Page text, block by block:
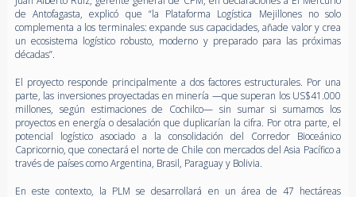
de Antofagasta, explicó que “la Plataforma Logística Mejillones no solo
complementa a los terminales: expande sus capacidades, añade valor y crea
un ecosistema logístico robusto, moderno y preparado para las próximas
décadas”.
El proyecto responde principalmente a dos factores estructurales. Por una
parte, las inversiones proyectadas en minería —que superan los US$41.000
millones, según estimaciones de Cochilco— sin sumar si sumamos los
proyectos en energía o desalación que duplicarían la cifra. Por otra parte, el
potencial logístico asociado a la consolidación del Corredor Bioceánico
Capricornio, que conectará el norte de Chile con mercados del Asia Pacífico a
través de países como Argentina, Brasil, Paraguay y Bolivia.
En este contexto, la PLM se desarrollará en un área de 47 hectáreas